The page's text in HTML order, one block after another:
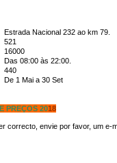
Estrada Nacional 232 ao km 79.
521
16000
Das 08:00 às 22:00.
440
De 1 Mai a 30 Set
PREÇOS 2018
correcto, envie por favor, um e-